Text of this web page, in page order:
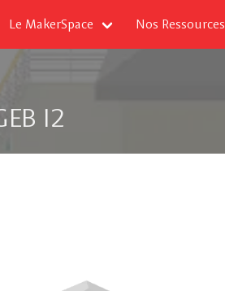
Le MakerSpace Nos Ressources
I2